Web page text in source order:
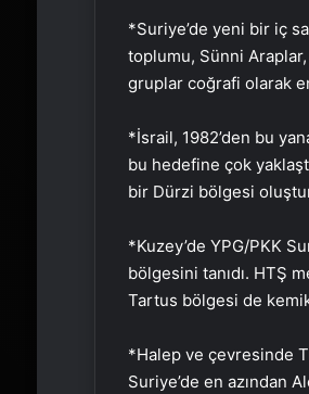
*Suriye’de yeni bir iç
toplumu, Sünni
gruplar coğrafi olarak
*İsrail, 1982’den bu
bu hedefine çok
bir Dürzi bölgesi
*Kuzey’de YPG/PKK
bölgesini tanıdı. HTŞ
Tartus bölgesi de
*Halep ve çevresinde
Suriye’de en azından